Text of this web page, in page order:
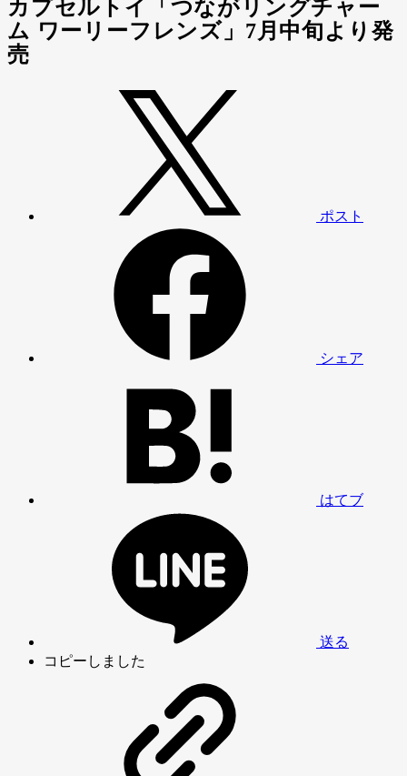
カプセルトイ「つながリングチャー
ム ワーリーフレンズ」7月中旬より発
売
ポスト
シェア
はてブ
送る
コピーしました